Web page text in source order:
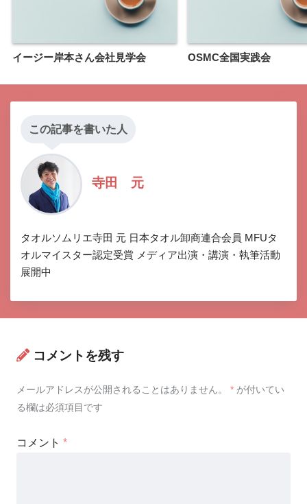
イージー岸本さん会社見学会 OSMC全国実践会
この記事を書いた人
寺田 元
タオルソムリエ寺田 元 日本タオル卸商連合会員 MFUタ
オルマイスター認定受賞 メディア出演・講演・執筆活動
展開中
コメントを残す
メールアドレスが公開されることはありません。 * が付いてい
る欄は必須項目です
コメント *